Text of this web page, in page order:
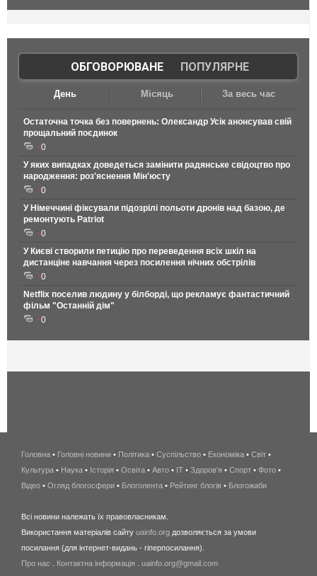
ОБГОВОРЮВАНЕ| ПОПУЛЯРНЕ
День Місяць За весь час
Остаточна точка без повернень: Олександр Усік анонсував свій
прощальний поєдинок
0
У яких випадках доведеться замінити радянське свідоцтво про
народження: роз'яснення Мін'юсту
0
У Німеччині фіксували підозрілі польоти дронів над базою, де
ремонтують Patriot
0
У Києві створили петицію про переведення всіх шкіл на
дистанціне навчання через посилення нічних обстрілів
0
Netflix поселив людину у білборді, що рекламує фантастичний
фільм "Останній дім"
0
беспроводной
интернет
киев
wimax
в
Головна • Головні новини • Політика • Суспільство • Економіка • Світ •
Культура • Наука • Історія • Освіта • Авто • IT • Здоров'я • Спорт • Фото •
Відео • Огляд блогосфери • Блоголента • Рейтинг блогів • Блогожаби
Всі новини належать їх правовласникам.
Використання матеріалів сайту uainfo.org дозволяється за умови
посилання (для інтернет-видань - гіперпосилання).
Про нас
Контактна інформація uainfo.org@gmail.com